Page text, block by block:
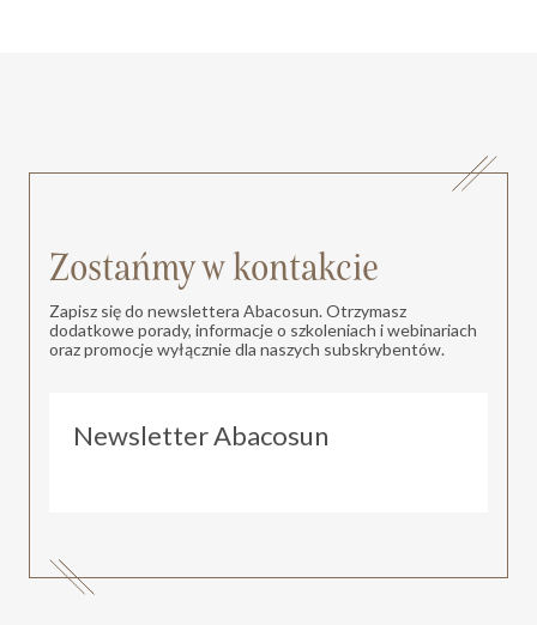
Zostańmy w kontakcie
Zapisz się do newslettera Abacosun. Otrzymasz
dodatkowe porady, informacje o szkoleniach i webinariach
oraz promocje wyłącznie dla naszych subskrybentów.
Newsletter Abacosun